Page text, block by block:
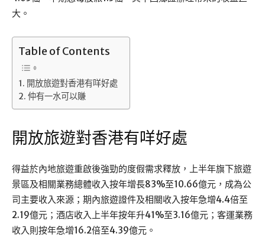
大。
Table of Contents
開放旅遊對香港有咩好處
仲有一水可以賺
開放旅遊對香港有咩好處
得益於內地旅遊重啟後強勁的度假需求釋放，上半年旗下旅遊
景區及相關業務總體收入按年增長83%至10.66億元，成為公
司主要收入來源；期內旅遊證件及相關收入按年急增4.4倍至
2.19億元；酒店收入上半年按年升41%至3.16億元；客運業務
收入則按年急增16.2倍至4.39億元。